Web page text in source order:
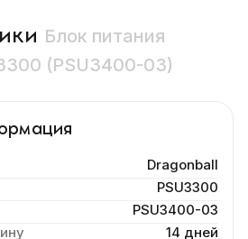
Блок питания
(PSU3400-03)
Dragonball
PSU3300
PSU3400-03
14 дней